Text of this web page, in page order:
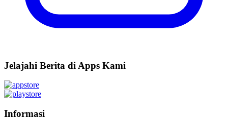
Jelajahi Berita di Apps Kami
Informasi